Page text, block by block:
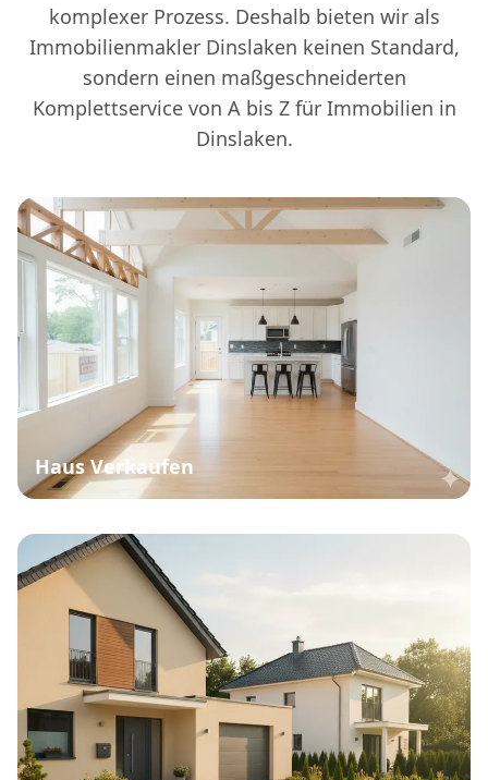
komplexer Prozess. Deshalb bieten wir als
Immobilienmakler Dinslaken keinen Standard,
sondern einen maßgeschneiderten
Komplettservice von A bis Z für Immobilien in
Dinslaken.
Haus Verkaufen